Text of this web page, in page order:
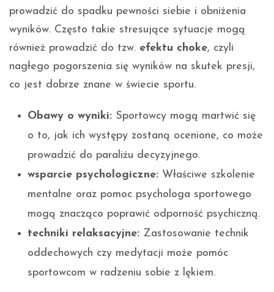
prowadzić do spadku pewności siebie i obniżenia
wyników. Często takie stresujące sytuacje mogą
również prowadzić do tzw. efektu choke, czyli
nagłego pogorszenia się wyników na skutek presji,
co jest dobrze znane w świecie sportu.
Obawy o wyniki: Sportowcy mogą martwić się
o to, jak ich występy zostaną ocenione, co może
prowadzić do paraliżu decyzyjnego.
wsparcie psychologiczne: Właściwe szkolenie
mentalne oraz pomoc psychologa sportowego
mogą znacząco poprawić odporność psychiczną.
techniki relaksacyjne: Zastosowanie technik
oddechowych czy medytacji może pomóc
sportowcom w radzeniu sobie z lękiem.